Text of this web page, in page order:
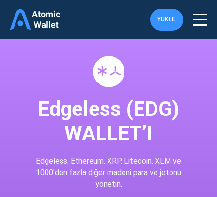
YÜKLE
Edgeless (EDG)
WALLET’I
Edgeless, Ethereum, XRP, Litecoin, XLM ve
1000'den fazla diğer madeni para ve jetonu
yönetin.